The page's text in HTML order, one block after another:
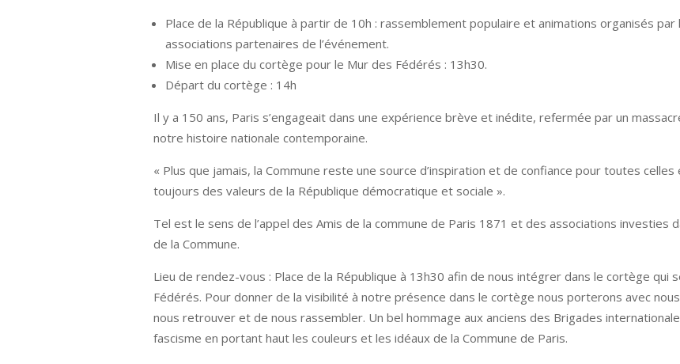
Place de la République à partir de 10h : rassemblement populaire et animations organisés
associations partenaires de l’événement.
Mise en place du cortège pour le Mur des Fédérés : 13h30.
Départ du cortège : 14h
Il y a 150 ans, Paris s’engageait dans une expérience brève et inédite, refermée par un
notre histoire nationale contemporaine.
« Plus que jamais, la Commune reste une source d’inspiration et de confiance pour toutes
toujours des valeurs de la République démocratique et sociale ».
Tel est le sens de l’appel des Amis de la commune de Paris 1871 et des associations investies
de la Commune.
Lieu de rendez-vous : Place de la République à 13h30 afin de nous intégrer dans le cortège qui
Fédérés. Pour donner de la visibilité à notre présence dans le cortège nous porterons avec
nous retrouver et de nous rassembler. Un bel hommage aux anciens des Brigades
fascisme en portant haut les couleurs et les idéaux de la Commune de Paris.